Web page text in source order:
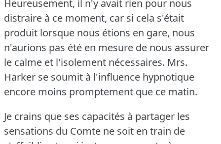
Heureusement, il n'y avait rien pour nous
distraire à ce moment, car si cela s'était
produit lorsque nous étions en gare, nous
n'aurions pas été en mesure de nous assurer
le calme et l'isolement nécessaires. Mrs.
Harker se soumit à l'influence hypnotique
encore moins promptement que ce matin.
Je crains que ses capacités à partager les
sensations du Comte ne soit en train de